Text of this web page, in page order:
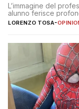
L’immagine del
alunno ferisce
LORENZO TOSA-